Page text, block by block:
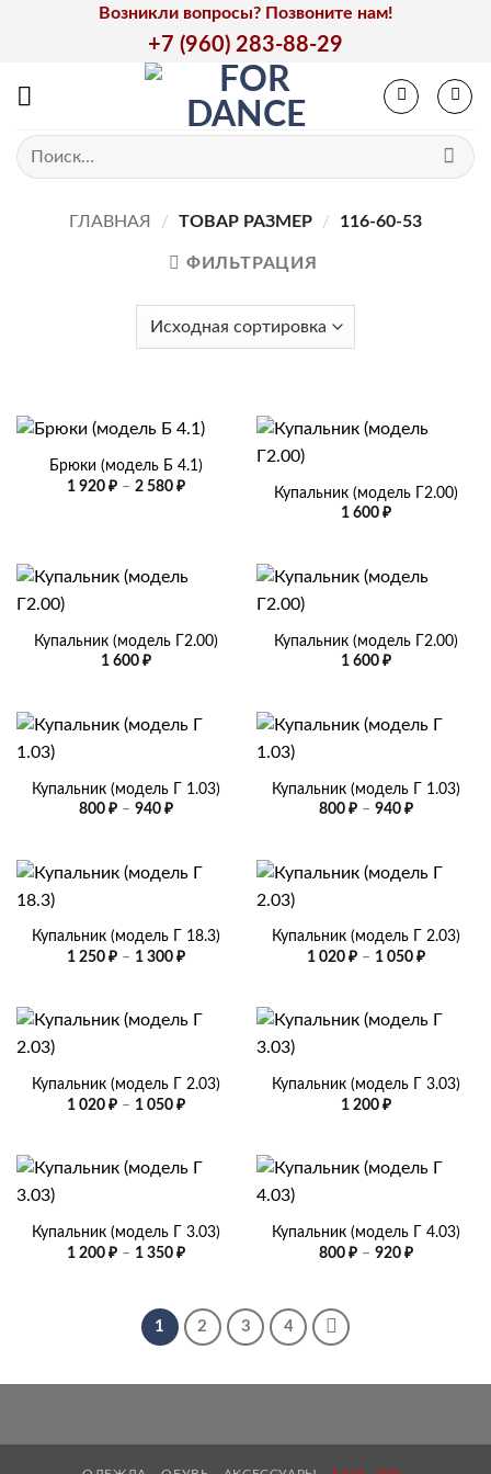
Возникли вопросы? Позвоните нам!
+7 (960) 283-88-29
Искать:
ГЛАВНАЯ / ТОВАР РАЗМЕР / 116-60-53
ФИЛЬТРАЦИЯ
Брюки (модель Б 4.1)
1 920 ₽ – 2 580 ₽Диапазон
Купальник (модель Г2.00)
1 600 ₽
Купальник (модель Г2.00)
1 600 ₽
Купальник (модель Г2.00)
1 600 ₽
Купальник (модель Г 1.03)
800 ₽ – 940 ₽Диапазон
940 ₽
Купальник (модель Г 1.03)
800 ₽ – 940 ₽Диапазон
940 ₽
Купальник (модель Г 18.3)
1 250 ₽ – 1 300 ₽Диапазон
1
Купальник (модель Г 2.03)
1 020 ₽ – 1 050 ₽
1
Купальник (модель Г 2.03)
1 020 ₽ – 1 050 ₽Диапазон
1
Купальник (модель Г 3.03)
1 200 ₽
Купальник (модель Г 3.03)
1 200 ₽ – 1 350 ₽Диапазон
–
1
350 ₽
Купальник (модель Г 4.03)
800 ₽ – 920 ₽Диапазон
1 2 3 4